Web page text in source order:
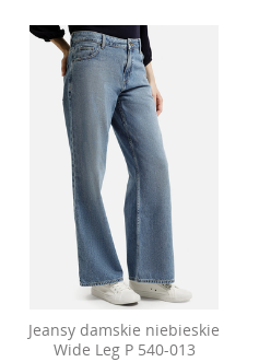
Jeansy damskie niebieskie
Wide Leg P 540-013